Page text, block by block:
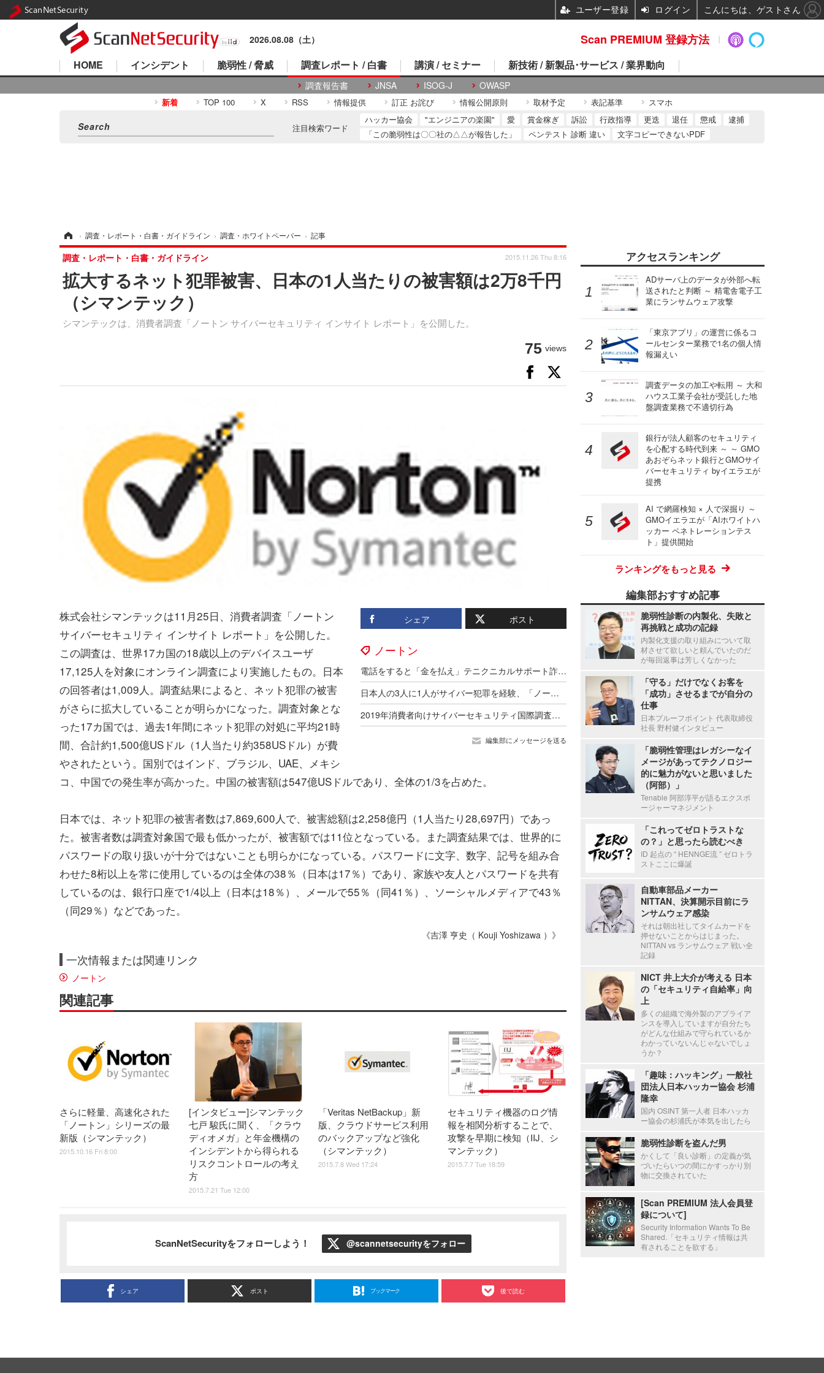
2026.08.08（土）
HOME インシデント 脆弱性 / 脅威 調査レポート / 白書
調査報告書 JNSA ISOG-J OWASP
講演 / セミナー 新技術 / 新製品･サービス / 業界動向
新着 TOP 100 X RSS 情報提供 訂正 お詫び 情報公開原則 取材予定 表記基準 スマホ
注目検索ワード
ハッカー協会 "エンジニアの楽園" 愛 賞金稼ぎ 訴訟 行政指導 更迭 退任 懲戒
逮捕
「この脆弱性は〇〇社の△△が報告した」
ペンテスト 診断 違い 文字コピーできないPDF
› 調査・レポート・白書・ガイドライン › 調査・ホワイトペーパー › 記事
拡大するネット犯罪被害、日本の1人当たりの被害額は2万8千円
（シマンテック）
シマンテックは、消費者調査「ノートン サイバーセキュリティ インサイト レポート」を公開した。
調査・レポート・白書・ガイドライン 2015.11.26 Thu 8:16
75 views
シェア ポスト
ノートン
電話をすると「金を払え」テニクニカルサポート詐欺 日本で急増 主要国最多 ～ ノートン調査
日本人の3人に1人がサイバー犯罪を経験、「ノートンライフロック サイバーセーフティ インサイトレポート 2021」公表
2019年消費者向けサイバーセキュリティ国際調査結果公開（ノートンライフロック）
編集部にメッセージを送る
株式会社シマンテックは11月25日、消費者調査「ノートン
サイバーセキュリティ インサイト レポート」を公開した。
この調査は、世界17カ国の18歳以上のデバイスユーザ
17,125人を対象にオンライン調査により実施したもの。日本
の回答者は1,009人。調査結果によると、ネット犯罪の被害
がさらに拡大していることが明らかになった。調査対象とな
った17カ国では、過去1年間にネット犯罪の対処に平均21時
間、合計約1,500億USドル（1人当たり約358USドル）が費
やされたという。国別ではインド、ブラジル、UAE、メキシ
コ、中国での発生率が高かった。中国の被害額は547億USドルであり、全体の1/3を占めた。
日本では、ネット犯罪の被害者数は7,869,600人で、被害総額は2,258億円（1人当たり28,697円）であっ
た。被害者数は調査対象国で最も低かったが、被害額では11位となっている。また調査結果では、世界的に
パスワードの取り扱いが十分ではないことも明らかになっている。パスワードに文字、数字、記号を組み合
わせた8桁以上を常に使用しているのは全体の38％（日本は17％）であり、家族や友人とパスワードを共有
しているのは、銀行口座で1/4以上（日本は18％）、メールで55％（同41％）、ソーシャルメディアで43％
（同29％）などであった。
《吉澤 亨史（ Kouji Yoshizawa ）》
一次情報または関連リンク
ノートン
関連記事
さらに軽量、高速化された
「ノートン」シリーズの最
新版（シマンテック）
2015.10.16 Fri 8:00
[インタビュー]シマンテック
七戸 駿氏に聞く、「クラウ
ディオメガ」と年金機構の
インシデントから得られる
リスクコントロールの考え
方
2015.7.21 Tue 12:00
「Veritas NetBackup」新
版、クラウドサービス利用
のバックアップなど強化
（シマンテック）
2015.7.8 Wed 17:24
セキュリティ機器のログ情
報を相関分析することで、
攻撃を早期に検知（IIJ、シ
マンテック）
2015.7.7 Tue 18:59
ScanNetSecurityをフォローしよう！ @scannetsecurityをフォロー
シェア ポスト ブックマーク 後で読む
アクセスランキング
ADサーバ上のデータが外部へ転
送されたと判断 ～ 精電舎電子工
業にランサムウェア攻撃
「東京アプリ」の運営に係るコ
ールセンター業務で1名の個人情
報漏えい
調査データの加工や転用 ～ 大和
ハウス工業子会社が受託した地
盤調査業務で不適切行為
銀行が法人顧客のセキュリティ
を心配する時代到来 ～ ～ GMO
あおぞらネット銀行とGMOサイ
バーセキュリティ byイエラエが
提携
AI で網羅検知 × 人で深掘り ～
GMOイエラエが「AIホワイトハ
ッカー ペネトレーションテス
ト」提供開始
ランキングをもっと見る
編集部おすすめ記事
脆弱性診断の内製化、失敗と
再挑戦と成功の記録
内製化支援の取り組みについて取
材させて欲しいと頼んでいたのだ
が毎回返事は芳しくなかった
「守る」だけでなくお客を
「成功」させるまでが自分の
仕事
日本プルーフポイント 代表取締役
社長 野村健インタビュー
「脆弱性管理はレガシーなイ
メージがあってテクノロジー
的に魅力がないと思いました
（阿部）」
Tenable 阿部淳平が語るエクスポ
ージャーマネジメント
「これってゼロトラストな
の？」と思ったら読むべき
ID 起点の “ HENNGE流 ” ゼロトラ
ストここに爆誕
自動車部品メーカー
NITTAN、決算開示目前にラ
ンサムウェア感染
それは朝出社してタイムカードを
押せないことからはじまった。
NITTAN vs ランサムウェア 戦い全
記録
NICT 井上大介が考える 日本
の「セキュリティ自給率」向
上
多くの組織で海外製のアプライア
ンスを導入していますが自分たち
がどんな仕組みで守られているか
わかっていないんじゃないでしょ
うか？
「趣味：ハッキング」一般社
団法人日本ハッカー協会 杉浦
隆幸
国内 OSINT 第一人者 日本ハッカ
ー協会の杉浦氏が本気を出したら
脆弱性診断を盗んだ男
かくして「良い診断」の定義が気
づいたらいつの間にかすっかり別
物に交換されていた
[Scan PREMIUM 法人会員登
録について]
Security Information Wants To Be
Shared.「セキュリティ情報は共
有されることを欲する」
Scan PREMIUM 登録方法
ScanNetSecurity ユーザー登録 ログイン こんにちは、ゲストさん